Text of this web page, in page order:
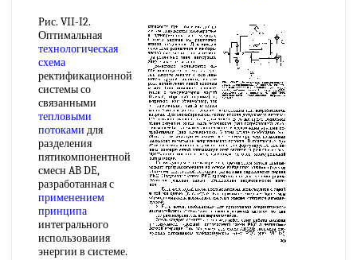
Рис. VII-I2.
Оптимальная
технологическая
схема
ректификационной
системы со
связанными
тепловыми
потоками для
разделения
пятикомпонентной
смесн AB DE,
разработанная с
применением
принципа
интегрального
использоваиия
энергии в системе.